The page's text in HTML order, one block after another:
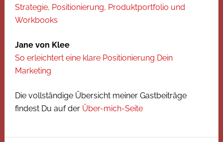
Strategie, Positionierung, Produktportfolio und
Workbooks
Jane von Klee
So erleichtert eine klare Positionierung Dein
Marketing
Die vollständige Übersicht meiner Gastbeiträge
findest Du auf der Über-mich-Seite